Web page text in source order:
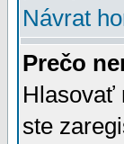
Návrat
Prečo
Hlasovať
ste